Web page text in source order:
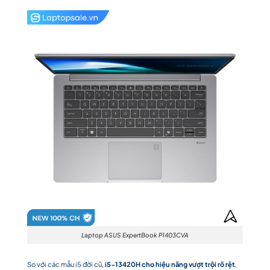
Laptop ASUS ExpertBook P1403CVA
So với các mẫu i5 đời cũ, i5-13420H cho hiệu năng vượt trội rõ rệt,